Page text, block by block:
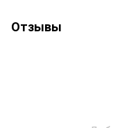
Отзывы